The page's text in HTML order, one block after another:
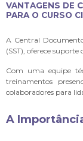
VANTAGENS DE
PARA O CURSO
A Central
(SST), oferece
Com uma equipe
treinamentos
colaboradores para
A